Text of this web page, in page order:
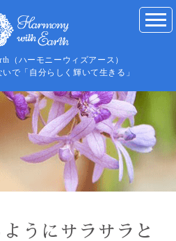
（ハーモニーウィズアース）
で「自分らしく輝いて生きる」
うにサラサラと